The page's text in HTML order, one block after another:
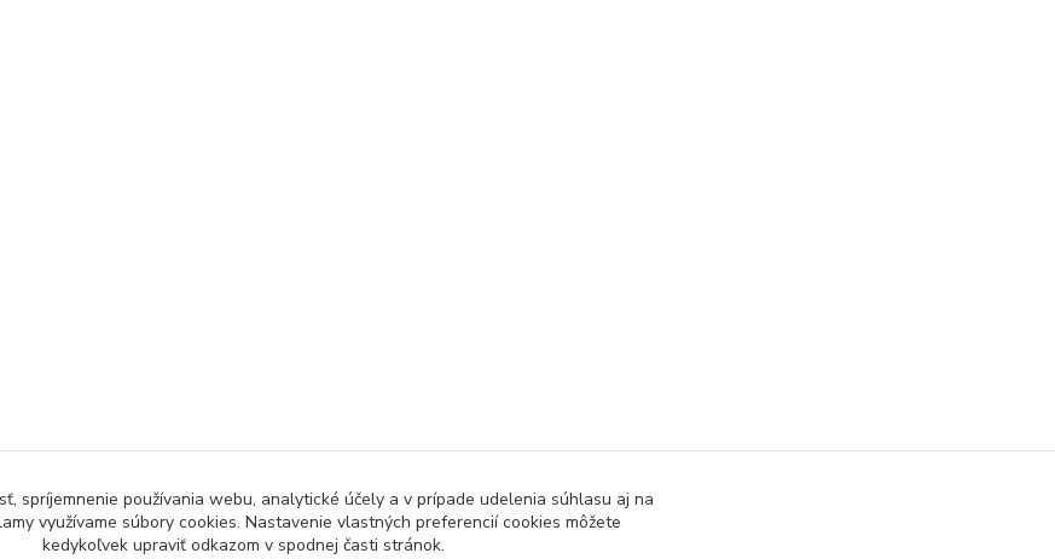
spríjemnenie používania webu, analytické účely a v prípade udelenia súhlasu aj na
využívame súbory cookies. Nastavenie vlastných preferencií cookies môžete
kedykoľvek upraviť odkazom v spodnej časti stránok.